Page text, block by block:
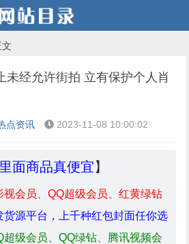
文
未经允许街拍 立有保护个人肖
点资讯 2023-11-08 10:00:02
里面商品真便宜】
视会员、QQ超级会员、红黄绿钻
货源平台，上千种红包封面任你选
超级会员、QQ绿钻、腾讯视频会